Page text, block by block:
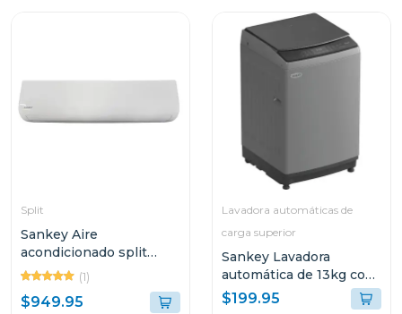
Split
Sankey Aire
acondicionado split
inverter de 36000 btu
seer 18 wi-fi
(1)
$949.95
Lavadora automáticas de
carga superior
Sankey Lavadora
automática de 13kg con
filtro para pelusas
$199.95